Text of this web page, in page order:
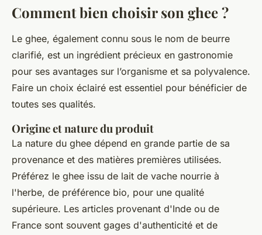
Comment bien choisir son ghee ?
Le ghee, également connu sous le nom de beurre
clarifié, est un ingrédient précieux en gastronomie
pour ses avantages sur l’organisme et sa polyvalence.
Faire un choix éclairé est essentiel pour bénéficier de
toutes ses qualités.
Origine et nature du produit
La nature du ghee dépend en grande partie de sa
provenance et des matières premières utilisées.
Préférez le ghee issu de lait de vache nourrie à
l'herbe, de préférence bio, pour une qualité
supérieure. Les articles provenant d'Inde ou de
France sont souvent gages d'authenticité et de